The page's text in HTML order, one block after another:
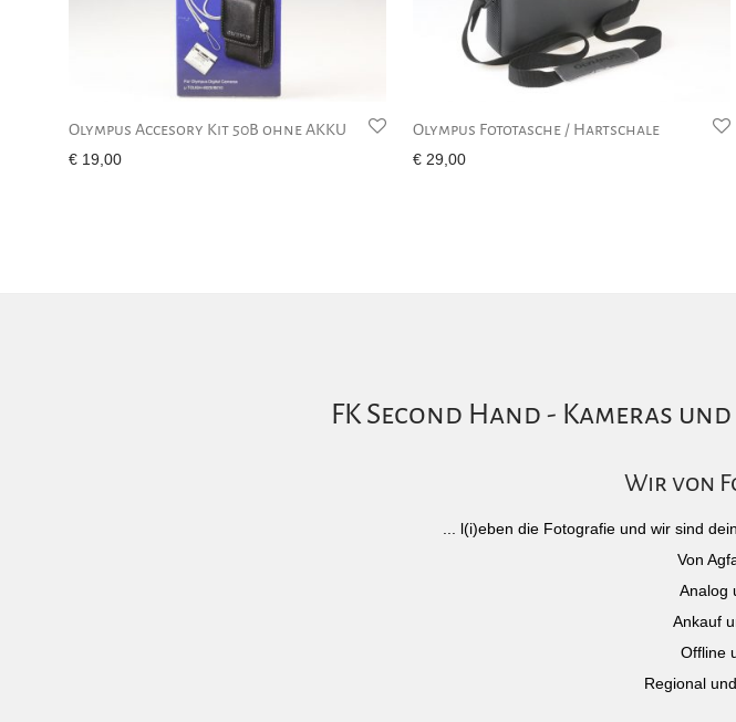
Olympus Accesory Kit 50B ohne AKKU
€ 19,00
Olympus Fototasche / Hartschale
€ 29,00
FK Second Hand - Kameras
Wir von
... l(i)eben die Fotografie und wir sind
Von
Analog
Ankauf
Offline
Regional